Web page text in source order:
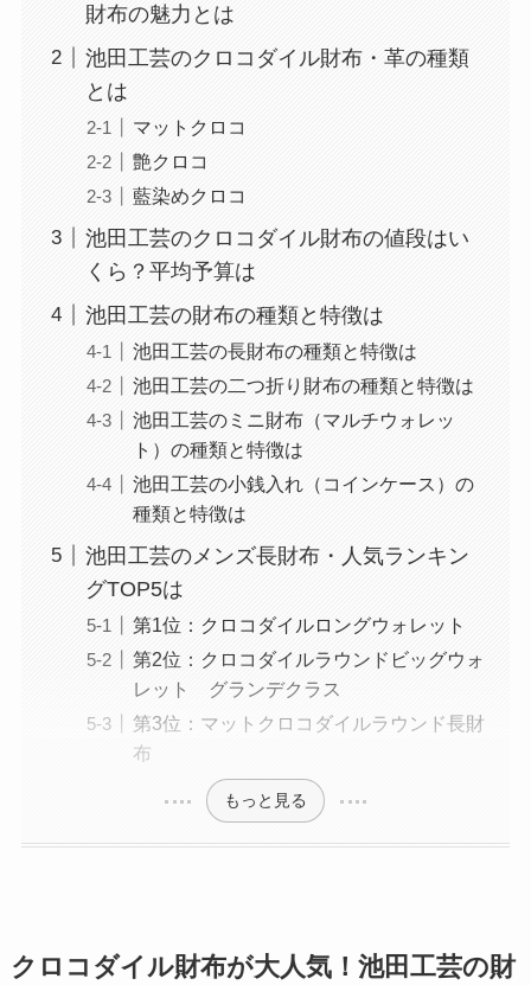
財布の魅力とは
池田工芸のクロコダイル財布・革の種類
とは
マットクロコ
艶クロコ
藍染めクロコ
池田工芸のクロコダイル財布の値段はい
くら？平均予算は
池田工芸の財布の種類と特徴は
池田工芸の長財布の種類と特徴は
池田工芸の二つ折り財布の種類と特徴は
池田工芸のミニ財布（マルチウォレッ
ト）の種類と特徴は
池田工芸の小銭入れ（コインケース）の
種類と特徴は
池田工芸のメンズ長財布・人気ランキン
グTOP5は
第1位：クロコダイルロングウォレット
第2位：クロコダイルラウンドビッグウォ
レット グランデクラス
第3位：マットクロコダイルラウンド長財
布
もっと見る
クロコダイル財布が大人気！池田工芸の財